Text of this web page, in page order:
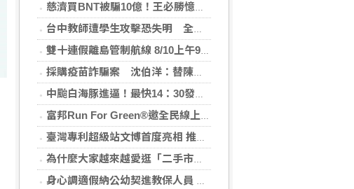
慈濟買BNT被騙10億！王必勝憶陳時中叮嚀
台中教師遭學生攻擊恐失明 全教總倡安全隔離空間
雙十連假離島管制航線 8/10上午9時開放訂票
採購疫苗詐騙案 沈伯洋：替陳時中感到不值
中颱白海豚進逼！最快14：30發海警 1縣市「暴風圈侵襲率」達57%
富邦Run For Green®邀全民線上跑 「邦助」公益夥伴
臺灣專利超級站文博首度亮相 推出免費智財諮詢與專題講座
為什麼大家越來越愛逛「二手市集」？不是因為沒錢
身心調適假納公幼契進教保人員 每學年可請3天